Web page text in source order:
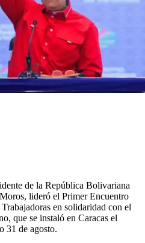
de la República Bolivariana
lideró el Primer Encuentro
en solidaridad con el
que se instaló en Caracas el
31 de agosto.